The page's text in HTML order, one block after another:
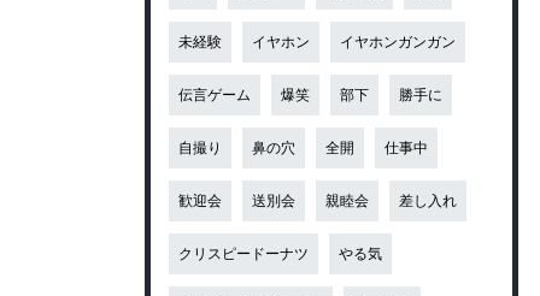
未経験 イヤホン イヤホンガンガン
伝言ゲーム 爆笑 部下 勝手に
自撮り 鼻の穴 全開 仕事中
歓迎会 送別会 親睦会 差し入れ
クリスピードーナツ やる気